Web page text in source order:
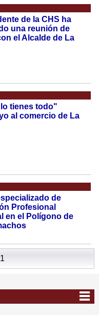
de la CHS ha
una reunión de
el Alcalde de La
tienes todo"
al comercio de La
de
Profesional
en el Polígono de